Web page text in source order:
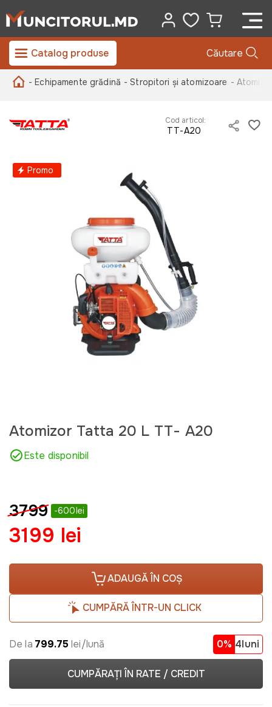
Catalog produse Căutare
- Echipamente grădină - Stropitori și atomizoare -
Cod articol:
TT-A20
Promo
Atomizor Tatta 20 L TT- A20
Este disponibil
3799 -600lei
3199 lei
ADAUGĂ ÎN COȘ
CUMPĂRĂ ÎNTR-UN CLICK
De la 799.75 lei/lună 0% 4luni
CUMPĂRAȚI ÎN RATE / CREDIT